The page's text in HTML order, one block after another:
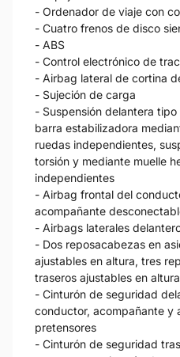
- Ordenador de viaje con
- Cuatro frenos de disco
- ABS
- Control electrónico de
- Airbag lateral de cortina
- Sujeción de carga
- Suspensión delantera
barra estabilizadora
ruedas independientes,
torsión y mediante muelle
independientes
- Airbag frontal del
acompañante
- Airbags laterales
- Dos reposacabezas en
ajustables en altura, tres
traseros ajustables en altura
- Cinturón de seguridad
conductor, acompañante y
pretensores
- Cinturón de seguridad